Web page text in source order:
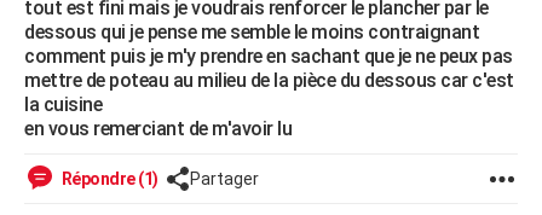
VOYAGE
Destinations
City break
Voyage nature
Voyage de noces
Forum
Climat
+PHOTO
GUIDES D'ACHAT
tout est fini mais je voudrais renforcer le plancher par le
dessous qui je pense me semble le moins contraignant
comment puis je m'y prendre en sachant que je ne peux pas
mettre de poteau au milieu de la pièce du dessous car c'est
la cuisine
en vous remerciant de m'avoir lu
Répondre (1) Partager